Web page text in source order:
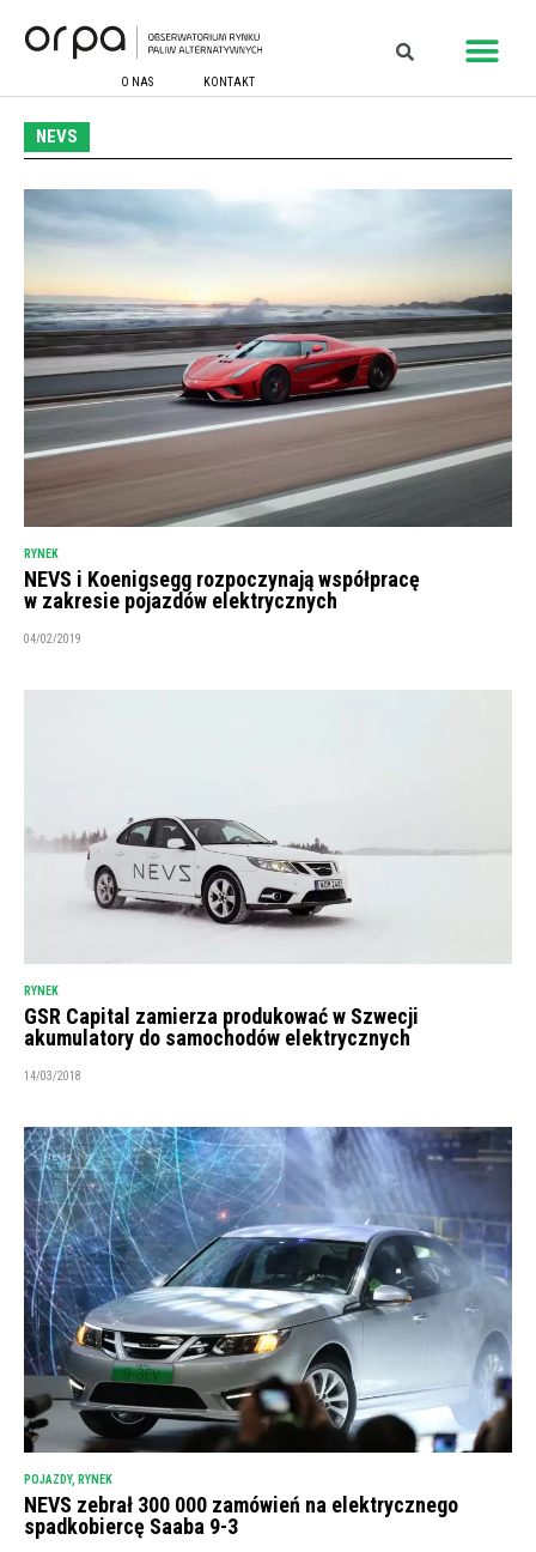
O NAS KONTAKT
NEVS
RYNEK
NEVS i Koenigsegg rozpoczynają współpracę
w zakresie pojazdów elektrycznych
04/02/2019
RYNEK
GSR Capital zamierza produkować w Szwecji
akumulatory do samochodów elektrycznych
14/03/2018
POJAZDY, RYNEK
NEVS zebrał 300 000 zamówień na elektrycznego
spadkobiercę Saaba 9-3